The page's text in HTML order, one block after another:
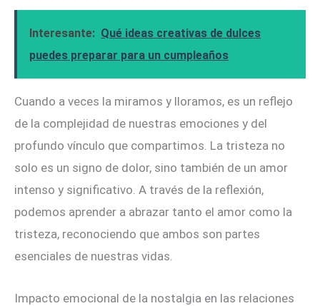
Interesante: Qué ideas creativas de dulces
puedes preparar para un cumpleaños
Cuando a veces la miramos y lloramos, es un reflejo
de la complejidad de nuestras emociones y del
profundo vínculo que compartimos. La tristeza no
solo es un signo de dolor, sino también de un amor
intenso y significativo. A través de la reflexión,
podemos aprender a abrazar tanto el amor como la
tristeza, reconociendo que ambos son partes
esenciales de nuestras vidas.
Impacto emocional de la nostalgia en las relaciones